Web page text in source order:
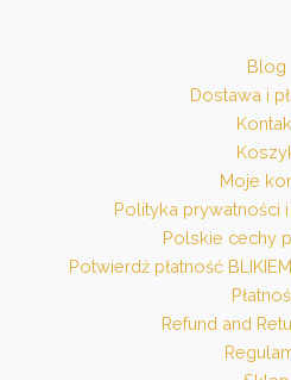
Blog
Dostawa i
Moje
Polityka prywatności
Polskie cechy
Potwierdź płatność
Refund and